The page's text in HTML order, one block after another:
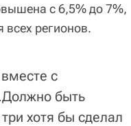
с 6,5% до 7%,
регионов.
с
быть
хотя бы сделал